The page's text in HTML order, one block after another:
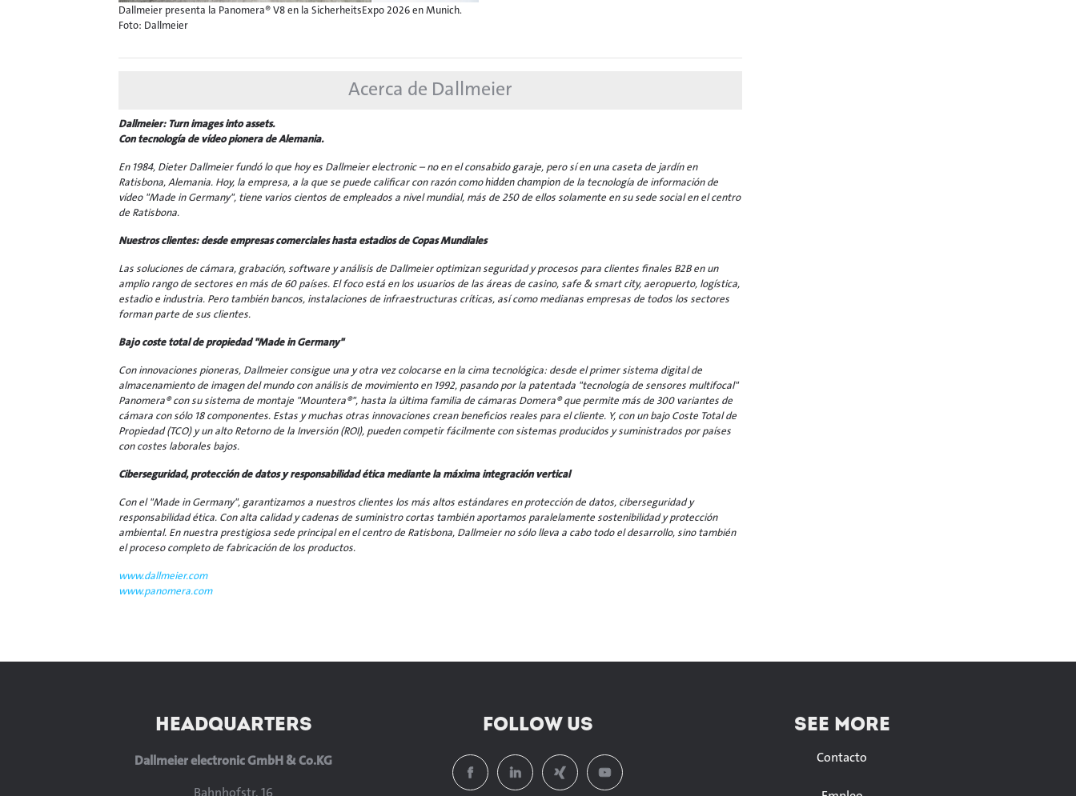
Dallmeier presenta la Panomera® V8 en la SicherheitsExpo 2026 en Munich.
Foto: Dallmeier
Acerca de Dallmeier
Dallmeier: Turn images into assets.
Con tecnología de vídeo pionera de Alemania.
En 1984, Dieter Dallmeier fundó lo que hoy es Dallmeier electronic – no en el consabido garaje, pero sí en una caseta de jardín en
Ratisbona, Alemania. Hoy, la empresa, a la que se puede calificar con razón comohidden champion de la tecnología de información de
vídeo "Made in Germany", tiene varios cientos de empleados a nivel mundial, más de 250 de ellos solamente en su sede social en el centro
de Ratisbona.
Nuestros clientes: desde empresas comerciales hasta estadios de Copas Mundiales
Las soluciones de cámara, grabación, software y análisis de Dallmeier optimizan seguridad y procesos para clientes finales B2B en un
amplio rango de sectores en más de 60 países. El foco está en los usuarios de las áreas de casino, safe & smart city, aeropuerto, logística,
estadio e industria. Pero también bancos, instalaciones de infraestructuras críticas, así como medianas empresas de todos los sectores
forman parte de sus clientes.
Bajo coste total de propiedad "Made in Germany"
Con innovaciones pioneras, Dallmeier consigue una y otra vez colocarse en la cima tecnológica: desde el primer sistema digital de
almacenamiento de imagen del mundo con análisis de movimiento en 1992, pasando por la patentada "tecnología de sensores multifocal"
Panomera® con su sistema de montaje "Mountera®", hasta la última familia de cámaras Domera® que permite más de 300 variantes de
cámara con sólo 18 componentes. Estas y muchas otras innovaciones crean beneficios reales para el cliente. Y, con un bajo Coste Total de
Propiedad (TCO) y un alto Retorno de la Inversión (ROI), pueden competir fácilmente con sistemas producidos y suministrados por países
con costes laborales bajos.
Ciberseguridad, protección de datos y responsabilidad ética mediante la máxima integración vertical
Con el "Made in Germany", garantizamos a nuestros clientes los más altos estándares en protección de datos, ciberseguridad y
responsabilidad ética. Con alta calidad y cadenas de suministro cortas también aportamos paralelamente sostenibilidad y protección
ambiental. En nuestra prestigiosa sede principal en el centro de Ratisbona, Dallmeier no sólo lleva a cabo todo el desarrollo, sino también
el proceso completo de fabricación de los productos.
www.dallmeier.com
www.panomera.com
HEADQUARTERS
Dallmeier electronic GmbH & Co.KG
Bahnhofstr. 16
FOLLOW US SEE MORE
Contacto